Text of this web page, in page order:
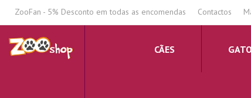
ZooFan - 5% Desconto em todas as encomendas Contactos
CÃES